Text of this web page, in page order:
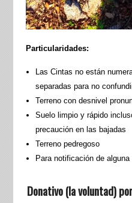
Particularidades:
Las Cintas no están
separadas para no
Terreno con desnivel
Suelo limpio y rápido
precaución en las bajadas
Terreno pedregoso
Para notificación de
Donativo (la voluntad)